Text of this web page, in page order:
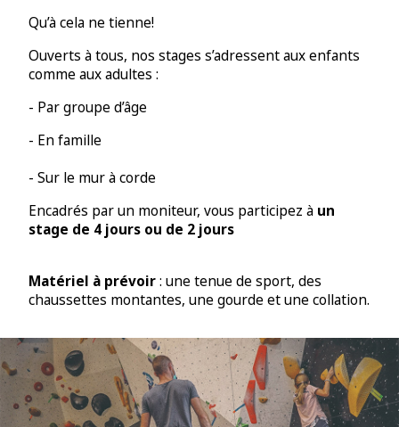
Qu’à cela ne tienne!
Ouverts à tous, nos stages s’adressent aux enfants
comme aux adultes :
- Par groupe d’âge
- En famille
- Sur le mur à corde
Encadrés par un moniteur, vous participez à un
stage de 4 jours ou de 2 jours
Matériel à prévoir: une tenue de sport, des
chaussettes montantes, une gourde et une collation.